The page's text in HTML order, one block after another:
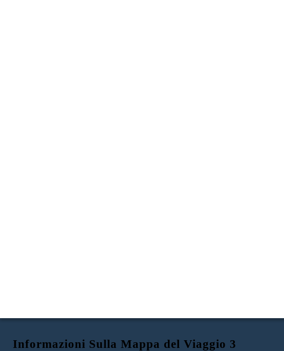
Informazioni Sulla Mappa del Viaggio 3